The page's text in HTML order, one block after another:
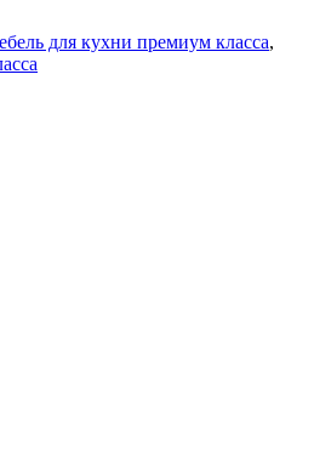
для кухни премиум класса,